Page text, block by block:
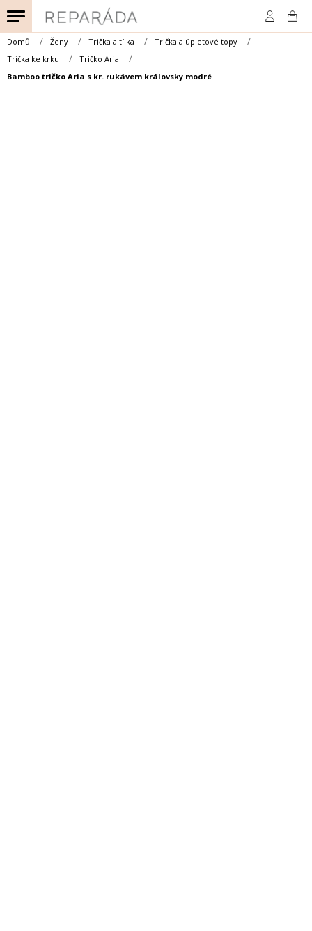
na
obsah
Domů Ženy Trička a tílka
Trička a úpletové topy
Trička ke krku
Tričko Aria
Bamboo tričko Aria s kr. rukávem královsky modré